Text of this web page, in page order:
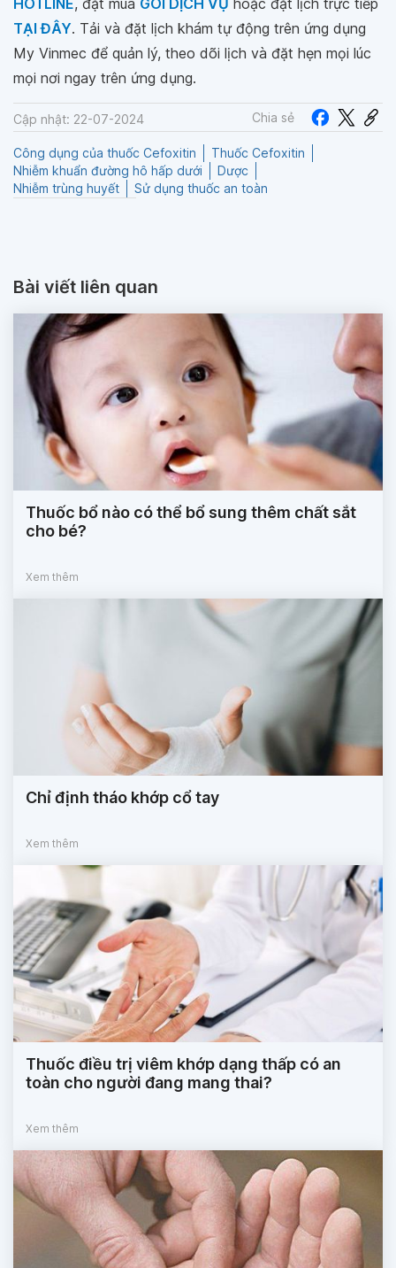
HOTLINE, đặt mua GÓI DỊCH VỤ hoặc đặt lịch trực tiếp
TẠI ĐÂY. Tải và đặt lịch khám tự động trên ứng dụng
My Vinmec để quản lý, theo dõi lịch và đặt hẹn mọi lúc
mọi nơi ngay trên ứng dụng.
Cập nhật: 22-07-2024 Chia sẻ
Công dụng của thuốc Cefoxitin
Thuốc Cefoxitin
Nhiễm khuẩn đường hô hấp dưới
Dược
Nhiễm trùng huyết
Sử dụng thuốc an toàn
Bài viết liên quan
Thuốc bổ nào có thể bổ sung thêm chất sắt
cho bé?
Xem thêm
Chỉ định tháo khớp cổ tay
Xem thêm
Thuốc điều trị viêm khớp dạng thấp có an
toàn cho người đang mang thai?
Xem thêm